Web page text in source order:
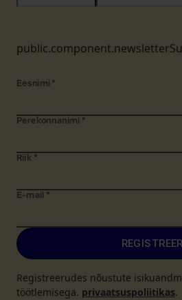
Eesnimi *
Perekonnanimi *
Riik *
E-mail *
Registreerudes nõustute
töötlemisega. privaatsuspoliitikas.